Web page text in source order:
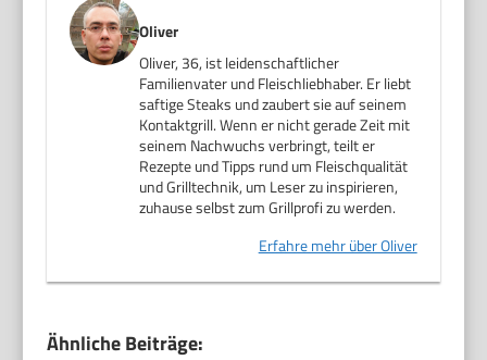
Oliver
Oliver, 36, ist leidenschaftlicher
Familienvater und Fleischliebhaber. Er liebt
saftige Steaks und zaubert sie auf seinem
Kontaktgrill. Wenn er nicht gerade Zeit mit
seinem Nachwuchs verbringt, teilt er
Rezepte und Tipps rund um Fleischqualität
und Grilltechnik, um Leser zu inspirieren,
zuhause selbst zum Grillprofi zu werden.
Erfahre mehr über Oliver
Ähnliche Beiträge: